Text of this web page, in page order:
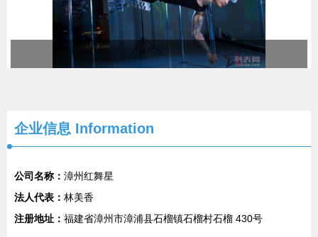
企业信息 Information
公司名称： 漳州红舞星
法人代表： 林美香
注册地址： 福建省漳州市漳浦县石榴镇石榴村石榴 430号